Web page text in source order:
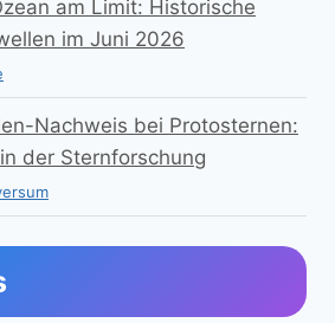
am Limit: Historische
im Juni 2026
Nachweis bei Protosternen:
der Sternforschung